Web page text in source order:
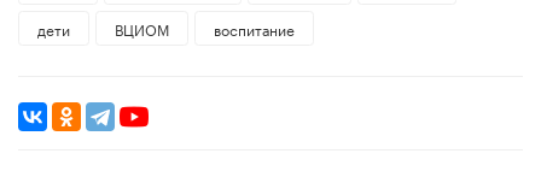
дети
ВЦИОМ воспитание